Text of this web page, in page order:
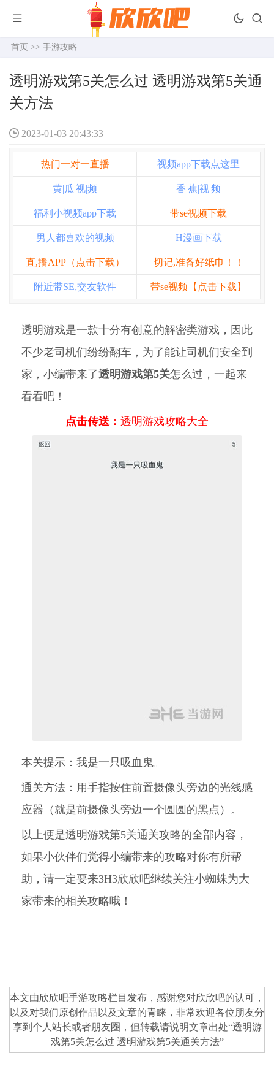
首页 >> 手游攻略
透明游戏第5关怎么过 透明游戏第5关通
关方法
2023-01-03 20:43:33
热门一对一直播 视频app下载点这里
黄|瓜|视|频 香|蕉|视|频
福利小视频app下载 带se视频下载
男人都喜欢的视频 H漫画下载
直,播APP（点击下载） 切记,准备好纸巾！！
附近带SE,交友软件 带se视频【点击下载】
透明游戏是一款十分有创意的解密类游戏，因此
不少老司机们纷纷翻车，为了能让司机们安全到
家，小编带来了透明游戏第5关怎么过，一起来
看看吧！
点击传送： 透明游戏攻略大全
本关提示：我是一只吸血鬼。
通关方法：用手指按住前置摄像头旁边的光线感
应器（就是前摄像头旁边一个圆圆的黑点）。
以上便是透明游戏第5关通关攻略的全部内容，
如果小伙伴们觉得小编带来的攻略对你有所帮
助，请一定要来3H3欣欣吧继续关注小蜘蛛为大
家带来的相关攻略哦！
本文由欣欣吧手游攻略栏目发布，感谢您对欣欣吧的认可，
以及对我们原创作品以及文章的青睐，非常欢迎各位朋友分
享到个人站长或者朋友圈，但转载请说明文章出处“透明游
戏第5关怎么过 透明游戏第5关通关方法”